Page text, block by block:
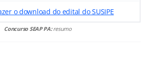
o download do edital do SUSIPE
Concurso SEAP PA:resumo